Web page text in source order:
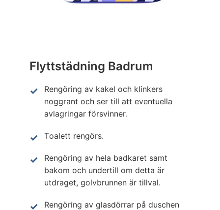
Flyttstädning Badrum
Rengöring av kakel och klinkers
noggrant och ser till att eventuella
avlagringar försvinner.
Toalett rengörs.
Rengöring av hela badkaret samt
bakom och undertill om detta är
utdraget, golvbrunnen är tillval.
Rengöring av glasdörrar på duschen